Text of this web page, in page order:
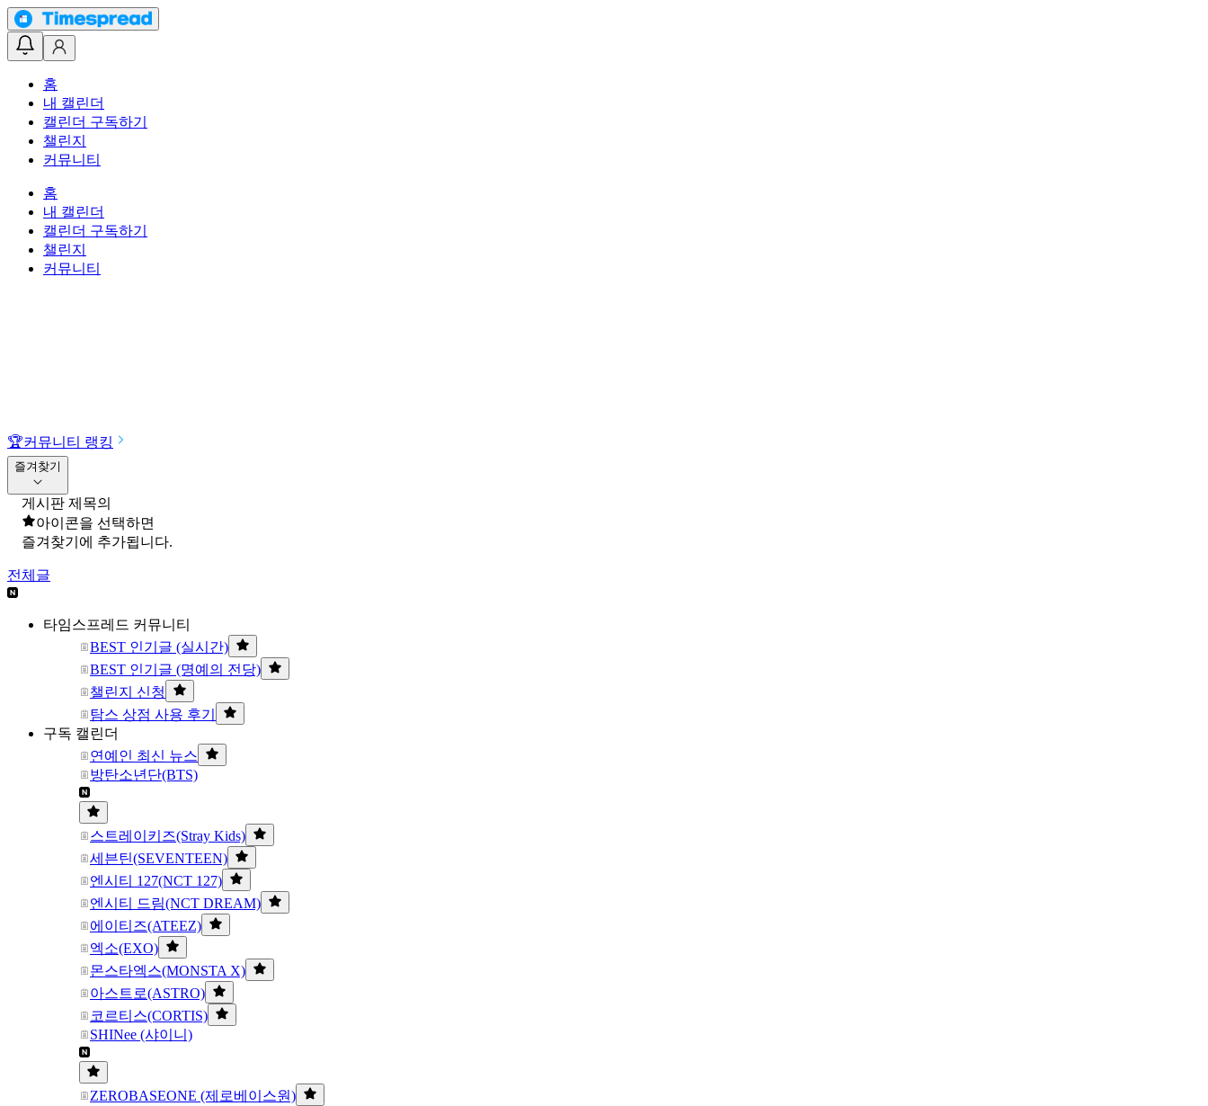
홈
내 캘린더
캘린더 구독하기
챌린지
커뮤니티
홈
내 캘린더
캘린더 구독하기
챌린지
커뮤니티
🏆커뮤니티 랭킹
즐겨찾기
게시판 제목의
아이콘을 선택하면
즐겨찾기에 추가됩니다.
전체글
타임스프레드 커뮤니티
BEST 인기글 (실시간)
BEST 인기글 (명예의 전당)
챌린지 신청
탐스 상점 사용 후기
구독 캘린더
연예인 최신 뉴스
방탄소년단(BTS)
스트레이키즈(Stray Kids)
세븐틴(SEVENTEEN)
엔시티 127(NCT 127)
엔시티 드림(NCT DREAM)
에이티즈(ATEEZ)
엑소(EXO)
몬스타엑스(MONSTA X)
아스트로(ASTRO)
코르티스(CORTIS)
SHINee (샤이니)
ZEROBASEONE (제로베이스원)